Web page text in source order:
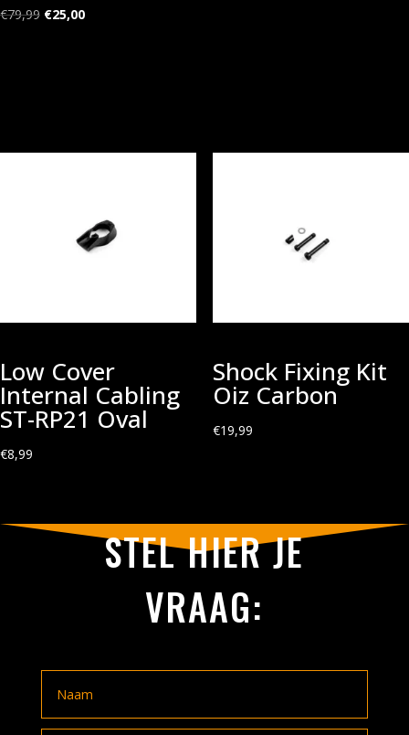
€79,99 Oorspronkelijke
€25,00Huidige
Low Cover
Internal Cabling
ST-RP21 Oval
€8,99
Shock Fixing Kit
Oiz Carbon
€19,99
STEL HIER JE
VRAAG: